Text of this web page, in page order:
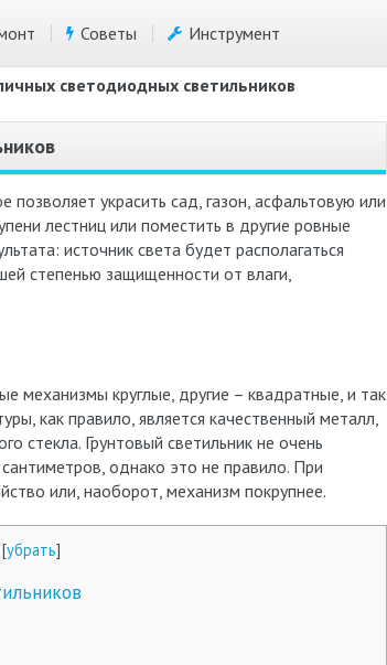
Советы Инструмент
светодиодных светильников
украсить сад, газон, асфальтовую или
лестниц или поместить в другие ровные
источник света будет располагаться
степенью защищенности от влаги,
механизмы круглые, другие – квадратные, и так
как правило, является качественный металл,
стекла. Грунтовый светильник не очень
однако это не правило. При
или, наоборот, механизм покрупнее.
[убрать]